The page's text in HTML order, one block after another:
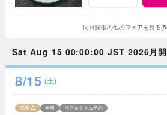
同日開催の他のフェアを見る
Sat Aug 15 00:00:00 JST 2026月開
8/15 (土)
残席 無料 リアルタイム予約